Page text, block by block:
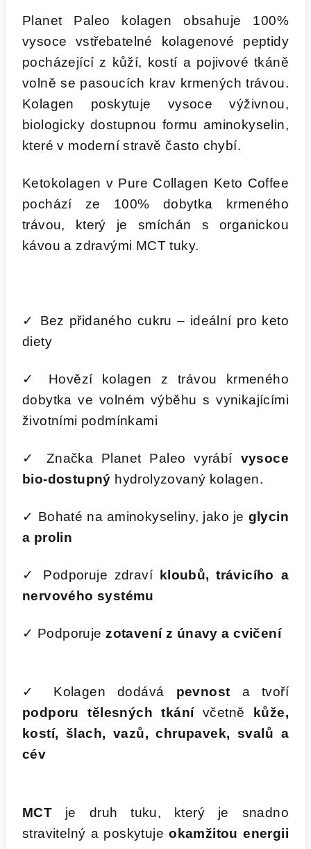
Planet Paleo kolagen obsahuje 100%
vysoce vstřebatelné kolagenové peptidy
pocházející z kůží, kostí a pojivové tkáně
volně se pasoucích krav krmených trávou.
Kolagen poskytuje vysoce výživnou,
biologicky dostupnou formu aminokyselin,
které v moderní stravě často chybí.
Ketokolagen v Pure Collagen Keto Coffee
pochází ze 100% dobytka krmeného
trávou, který je smíchán s organickou
kávou a zdravými MCT tuky.
✓ Bez přidaného cukru – ideální pro keto
diety
✓ Hovězí kolagen z trávou krmeného
dobytka ve volném výběhu s vynikajícími
životními podmínkami
✓ Značka Planet Paleo vyrábí vysoce
bio-dostupný hydrolyzovaný kolagen.
✓ Bohaté na aminokyseliny, jako je glycin
a prolin
✓ Podporuje zdraví kloubů, trávicího a
nervového systému
✓ Podporujezotavení z únavy a cvičení
✓ Kolagen dodává pevnost a tvoří
podporu tělesných tkánívčetně kůže,
kostí, šlach, vazů, chrupavek, svalů a
cév
MCT je druh tuku, který je snadno
stravitelný a poskytujeokamžitou energii